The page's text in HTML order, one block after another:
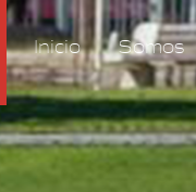
Inicio Somos